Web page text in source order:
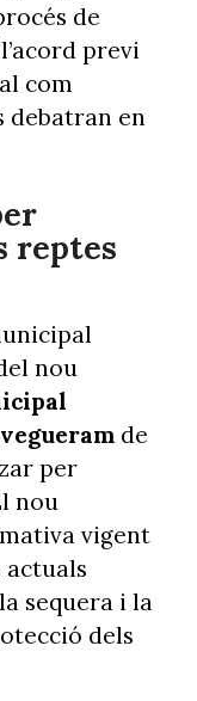
de
previ
com
debatran en
reptes
nou
de
per
nou
vigent
actuals
sequera i la
dels